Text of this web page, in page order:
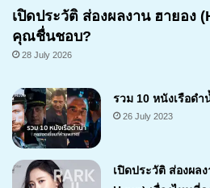
เปิดประวัติ ส่องผลงาน ฮายอง
คุณชื่นชอบ?
28 July 2026
รวม 10 หนังเรือด
26 July 2023
เปิดประวัติ ส่องผล